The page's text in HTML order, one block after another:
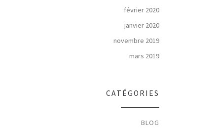
février 2020
janvier 2020
novembre 2019
mars 2019
CATÉGORIES
BLOG